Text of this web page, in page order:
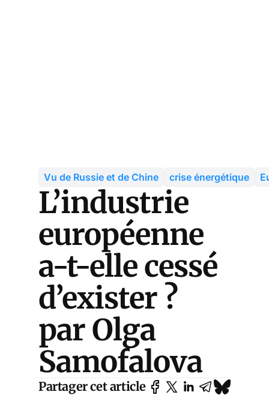
Vu de Russie et de Chine crise énergétique
L’industrie
européenne
a-t-elle cessé
d’exister ?
par Olga
Samofalova
Partager cet article